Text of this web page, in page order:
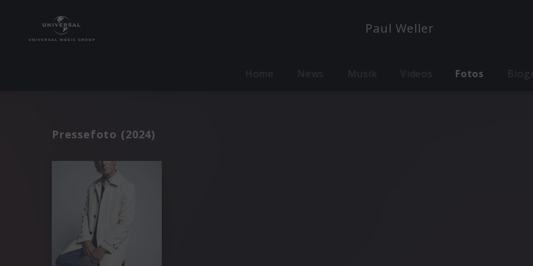
Paul Weller
Home News Musik Videos Fotos
Pressefoto (2024)